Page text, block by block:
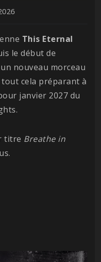
This Eternal
le début de
nouveau morceau
cela préparant à
janvier 2027 du
titre Breathe in